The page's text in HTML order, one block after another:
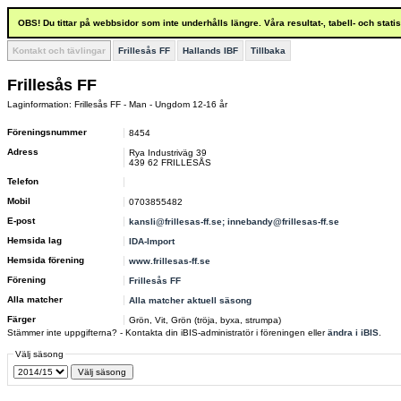
OBS! Du tittar på webbsidor som inte underhålls längre. Våra resultat-, tabell- och
Kontakt och tävlingar Frillesås FF Hallands IBF Tillbaka
Frillesås FF
Laginformation: Frillesås FF - Man - Ungdom 12-16 år
Föreningsnummer
8454
Adress
Rya Industriväg 39
439 62 FRILLESÅS
Telefon
Mobil
0703855482
E-post
kansli@frillesas-ff.se; innebandy@frillesas-ff.se
Hemsida lag
IDA-Import
Hemsida förening
www.frillesas-ff.se
Förening
Frillesås FF
Alla matcher
Alla matcher aktuell säsong
Färger
Grön, Vit, Grön (tröja, byxa, strumpa)
Stämmer inte uppgifterna? - Kontakta din iBIS-administratör i föreningen ellerändra i iBIS
Välj säsong